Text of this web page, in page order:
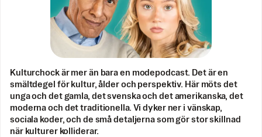
Kulturchock är mer än bara en modepodcast. Det är en
smältdegel för kultur, ålder och perspektiv. Här möts det
unga och det gamla, det svenska och det amerikanska, det
moderna och det traditionella. Vi dyker ner i vänskap,
sociala koder, och de små detaljerna som gör stor skillnad
när kulturer kolliderar.